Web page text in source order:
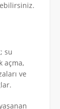
su
açma,
ve